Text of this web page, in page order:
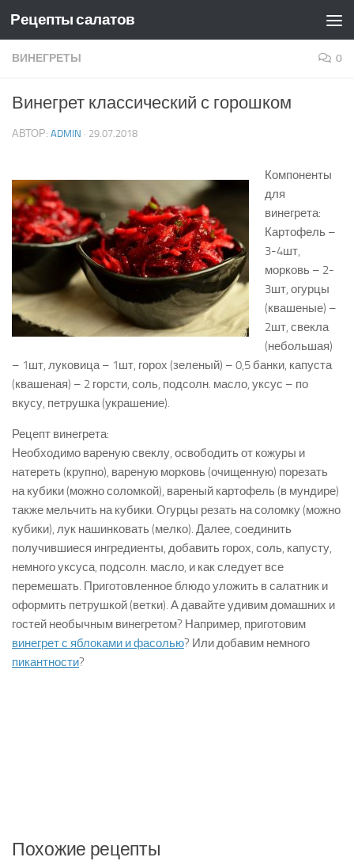
Skip to content
Рецепты салатов
ВИНЕГРЕТЫ 0
Винегрет классический с горошком
АВТОР: ADMIN · 29.07.2018
Компоненты
для
винегрета:
Картофель –
3-4шт,
морковь – 2-
3шт, огурцы
(квашеные) –
2шт, свекла
(небольшая)
– 1шт, луковица – 1шт, горох (зеленый) – 0,5 банки, капуста
(квашеная) – 2 горсти, соль, подсолн. масло, уксус – по
вкусу, петрушка (украшение).
Рецепт винегрета:
Необходимо вареную свеклу, освободить от кожуры и
натереть (крупно), вареную морковь (очищенную) порезать
на кубики (можно соломкой), вареный картофель (в мундире)
также мельчить на кубики. Огурцы резать на соломку (можно
кубики), лук нашинковать (мелко). Далее, соединить
получившиеся ингредиенты, добавить горох, соль, капусту,
немного уксуса, подсолн. масло, и как следует все
перемешать. Приготовленное блюдо уложить в салатник и
оформить петрушкой (ветки). А давайте удивим домашних и
гостей необычным винегретом? Например, приготовим
винегрет с яблоками и фасолью? Или добавим немного
пикантности?
Похожие рецепты